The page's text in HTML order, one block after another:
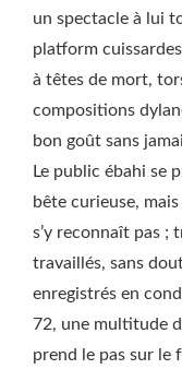
un spectacle à lui
platform
à têtes de mort,
compositions
bon goût sans
Le public ébahi se
bête curieuse,
s’y reconnaît pas
travaillés, sans
enregistrés en
72, une multitude
prend le pas sur le